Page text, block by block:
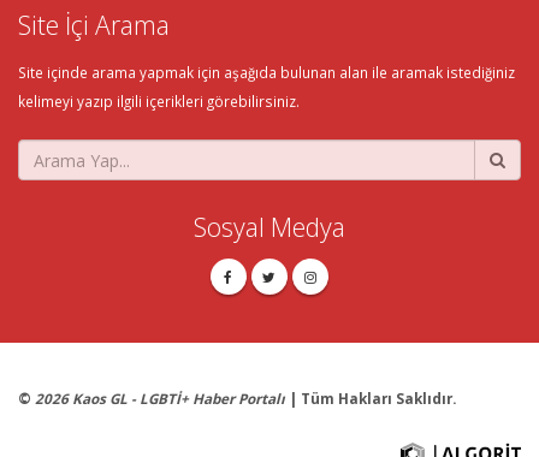
Site İçi Arama
Site içinde arama yapmak için aşağıda bulunan alan ile aramak istediğiniz
kelimeyi yazıp ilgili içerikleri görebilirsiniz.
Sosyal Medya
© 2026 Kaos GL - LGBTİ+ Haber Portalı | Tüm Hakları Saklıdır.